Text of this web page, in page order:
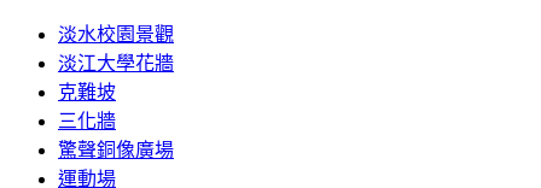
淡水校園景觀
淡江大學花牆
克難坡
三化牆
驚聲銅像廣場
運動場